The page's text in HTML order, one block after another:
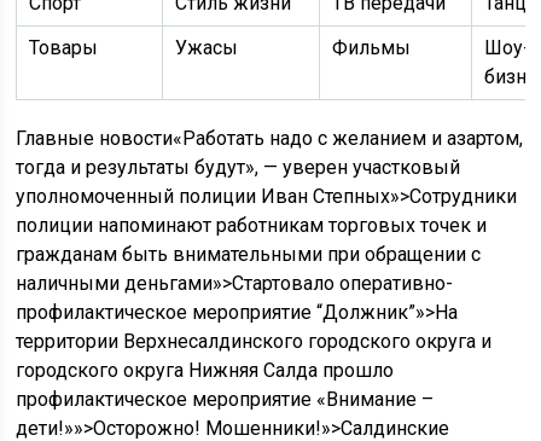
Товары
Ужасы Фильмы
Шоу-
Главные новости«Работать надо с желанием и азартом,
тогда и результаты будут», — уверен участковый
уполномоченный полиции Иван Степных»>Сотрудники
полиции напоминают работникам торговых точек и
гражданам быть внимательными при обращении с
наличными деньгами»>Стартовало оперативно-
профилактическое мероприятие “Должник”»>На
территории Верхнесалдинского городского округа и
городского округа Нижняя Салда прошло
профилактическое мероприятие «Внимание –
дети!»»>Осторожно! Мошенники!»>Салдинские